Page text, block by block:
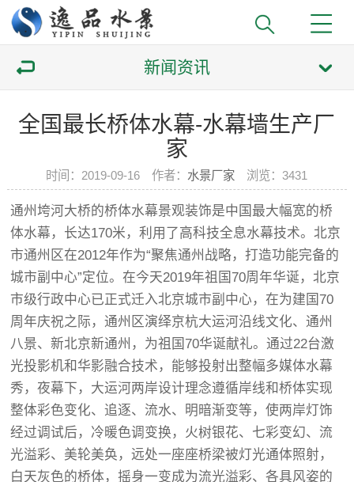
新闻资讯
全国最长桥体水幕-水幕墙生产厂
家
时间：2019-09-16作者： 水景厂家 浏览：3431
通州垮河大桥的桥体水幕景观装饰是中国最大幅宽的桥
体水幕，长达170米，利用了高科技全息水幕技术。北京
市通州区在2012年作为“聚焦通州战略，打造功能完备的
城市副中心”定位。在今天2019年祖国70周年华诞，北京
市级行政中心已正式迁入北京城市副中心，在为建国70
周年庆祝之际，通州区演绎京杭大运河沿线文化、通州
八景、新北京新通州，为祖国70华诞献礼。通过22台激
光投影机和华影融合技术，能够投射出整幅多媒体水幕
秀，夜幕下，大运河两岸设计理念遵循岸线和桥体实现
整体彩色变化、追逐、流水、明暗渐变等，使两岸灯饰
经过调试后，冷暖色调变换，火树银花、七彩变幻、流
光溢彩、美轮美奂，远处一座座桥梁被灯光通体照射，
白天灰色的桥体，摇身一变成为流光溢彩、各具风姿的